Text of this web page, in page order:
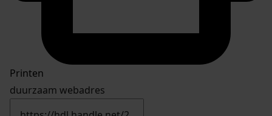
Printen
duurzaam webadres